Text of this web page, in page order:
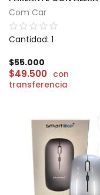
Com Car
Cantidad: 1
$55.000
$49.500 con
transferencia